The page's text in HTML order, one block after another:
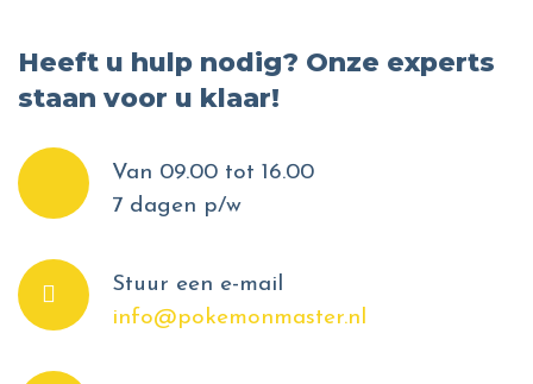
Heeft u hulp nodig? Onze experts
staan voor u klaar!
Van 09.00 tot 16.00
7 dagen p/w
Stuur een e-mail
info@pokemonmaster.nl